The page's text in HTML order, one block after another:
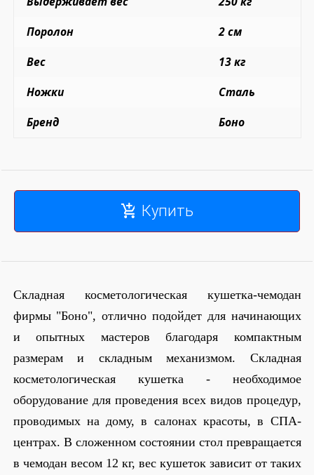
Поролон
2 см
Вес
13 кг
Ножки
Сталь
Бренд
Боно
Купить
Складная косметологическая кушетка-чемодан
фирмы "Боно", отлично подойдет для начинающих
и опытных мастеров благодаря компактным
размерам и складным механизмом. Складная
косметологическая кушетка - необходимое
оборудование для проведения всех видов процедур,
проводимых на дому, в салонах красоты, в СПА-
центрах. В сложенном состоянии стол превращается
в чемодан весом 12 кг, вес кушеток зависит от таких